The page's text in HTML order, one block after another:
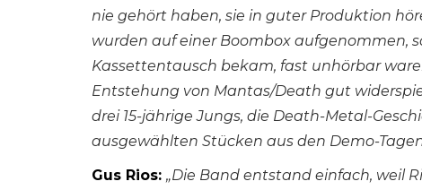
nie gehört haben, sie in guter Produktion
wurden auf einer Boombox aufgenommen,
Kassettentausch bekam, fast unhörbar
Entstehung von Mantas/Death gut
drei 15-jährige Jungs, die Death-Metal-
ausgewählten Stücken aus den Demo-
Gus Rios: „Die Band entstand einfach, weil